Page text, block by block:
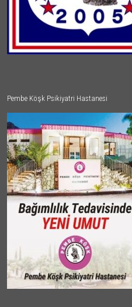
Pembe Köşk Psikiyatri Hastanesi